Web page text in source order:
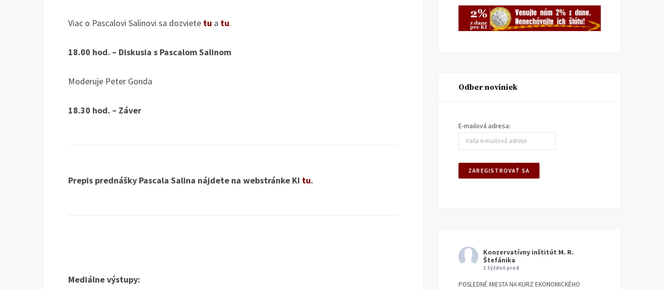
Viac o Pascalovi Salinovi sa dozviete tu a tu.
18.00 hod. – Diskusia s Pascalom Salinom
Moderuje Peter Gonda
18.30 hod. – Záver
Prepis prednášky Pascala Salina nájdete na webstránke KI tu.
Mediálne výstupy:
Odber noviniek
E-mailová adresa:
Konzervatívny inštitút M. R.
Štefánika
1 týždeň pred
POSLEDNÉ MIESTA NA KURZ EKONOMICKÉHO